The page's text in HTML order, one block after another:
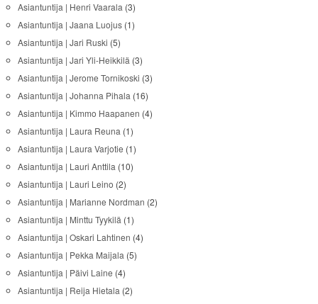
Asiantuntija | Henri Vaarala (3)
Asiantuntija | Jaana Luojus(1)
Asiantuntija | Jari Ruski (5)
Asiantuntija | Jari Yli-Heikkilä (3)
Asiantuntija | Jerome Tornikoski (3)
Asiantuntija | Johanna Pihala (16)
Asiantuntija | Kimmo Haapanen (4)
Asiantuntija | Laura Reuna (1)
Asiantuntija | Laura Varjotie (1)
Asiantuntija | Lauri Anttila (10)
Asiantuntija | Lauri Leino (2)
Asiantuntija | Marianne Nordman (2)
Asiantuntija | Minttu Tyykilä (1)
Asiantuntija | Oskari Lahtinen (4)
Asiantuntija | Pekka Maijala (5)
Asiantuntija | Päivi Laine (4)
Asiantuntija | Reija Hietala (2)